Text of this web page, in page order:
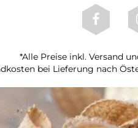
*Alle Preise inkl. Versand
bei Lieferung nach